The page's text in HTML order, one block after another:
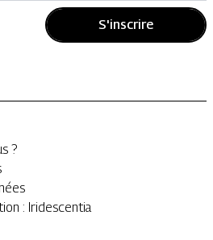
S'inscrire
?
: Iridescentia